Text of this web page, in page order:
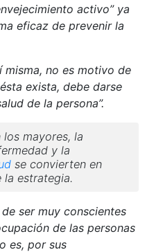
activo” ya
eficaz de prevenir la
misma, no es motivo de
exista, debe darse
de la persona”.
mayores, la
y la
se convierten en
la estrategia.
ser muy conscientes
de las personas
es, por sus